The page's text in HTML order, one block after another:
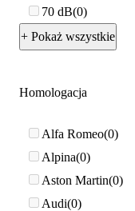
70 dB 0
+ Pokaż wszystkie
Homologacja
Alfa Romeo 0
Alpina 0
Aston Martin 0
Audi 0